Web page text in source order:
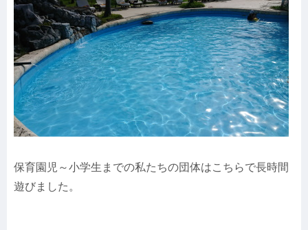
保育園児～小学生までの私たちの団体はこちらで長時間
遊びました。